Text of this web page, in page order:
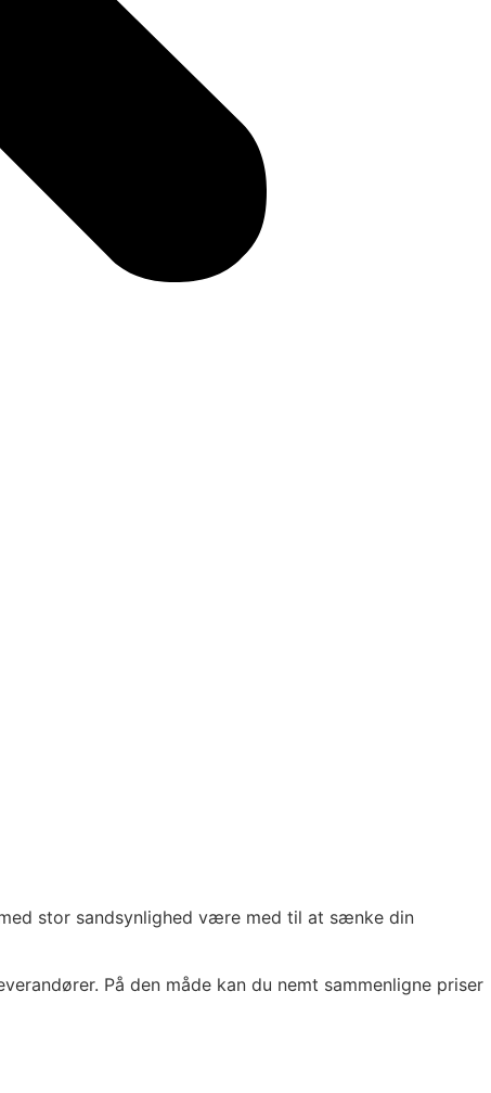
stor sandsynlighed være med til at sænke din
På den måde kan du nemt sammenligne priser